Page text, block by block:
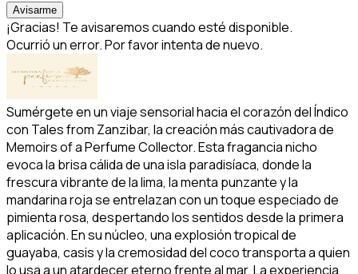
Avisarme
¡Gracias! Te avisaremos cuando esté disponible.
Ocurrió un error. Por favor intenta de nuevo.
Sumérgete en un viaje sensorial hacia el corazón del Índico
con Tales from Zanzibar, la creación más cautivadora de
Memoirs of a Perfume Collector. Esta fragancia nicho
evoca la brisa cálida de una isla paradisíaca, donde la
frescura vibrante de la lima, la menta punzante y la
mandarina roja se entrelazan con un toque especiado de
pimienta rosa, despertando los sentidos desde la primera
aplicación. En su núcleo, una explosión tropical de
guayaba, casis y la cremosidad del coco transporta a quien
lo usa a un atardecer eterno frente al mar. La experiencia